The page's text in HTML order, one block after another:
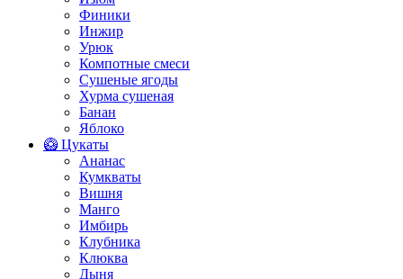
Финики
Инжир
Урюк
Компотные смеси
Сушеные ягоды
Хурма сушеная
Банан
Яблоко
🥝 Цукаты
Ананас
Кумкваты
Вишня
Манго
Имбирь
Клубника
Клюква
Дыня